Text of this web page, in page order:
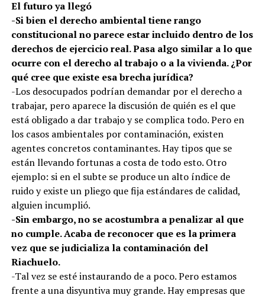
El futuro ya llegó
-Si bien el derecho ambiental tiene rango
constitucional no parece estar incluido dentro de los
derechos de ejercicio real. Pasa algo similar a lo que
ocurre con el derecho al trabajo o a la vivienda. ¿Por
qué cree que existe esa brecha jurídica?
-Los desocupados podrían demandar por el derecho a
trabajar, pero aparece la discusión de quién es el que
está obligado a dar trabajo y se complica todo. Pero en
los casos ambientales por contaminación, existen
agentes concretos contaminantes. Hay tipos que se
están llevando fortunas a costa de todo esto. Otro
ejemplo: si en el subte se produce un alto índice de
ruido y existe un pliego que fija estándares de calidad,
alguien incumplió.
-Sin embargo, no se acostumbra a penalizar al que
no cumple. Acaba de reconocer que es la primera
vez que se judicializa la contaminación del
Riachuelo.
-Tal vez se esté instaurando de a poco. Pero estamos
frente a una disyuntiva muy grande. Hay empresas que